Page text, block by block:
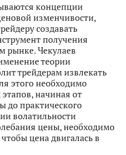
концепции
изменчивости,
создавать
получения
рынке. Чекулаев
теории
трейдерам извлекать
этого необходимо
начиная от
до практического
волатильности
цены, необходимо
цена двигалась в